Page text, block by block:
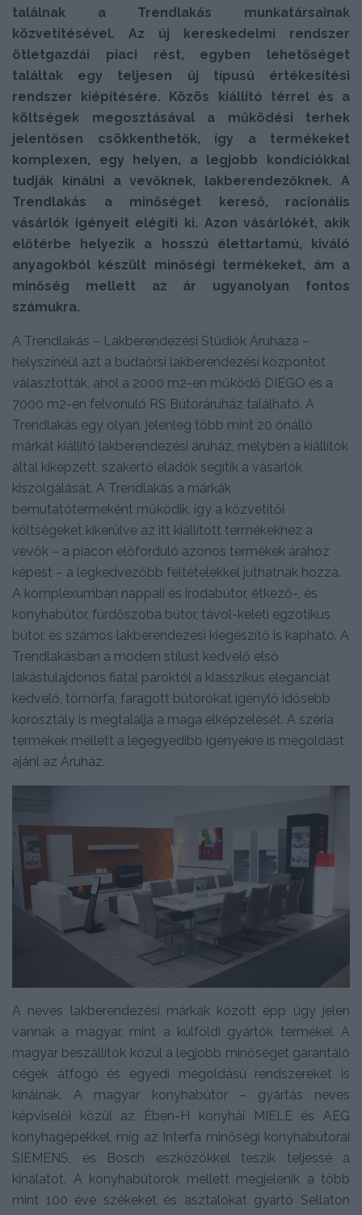
találnak a Trendlakás munkatársainak
közvetítésével. Az új kereskedelmi rendszer
ötletgazdái piaci rést, egyben lehetőséget
találtak egy teljesen új típusú értékesítési
rendszer kiépítésére. Közös kiállító térrel és a
költségek megosztásával a működési terhek
jelentősen csökkenthetők, így a termékeket
komplexen, egy helyen, a legjobb kondíciókkal
tudják kínálni a vevőknek, lakberendezőknek. A
Trendlakás a minőséget kereső, racionális
vásárlók igényeit elégíti ki. Azon vásárlókét, akik
előtérbe helyezik a hosszú élettartamú, kiváló
anyagokból készült minőségi termékeket, ám a
minőség mellett az ár ugyanolyan fontos
számukra.
A Trendlakás – Lakberendezési Stúdiók Áruháza –
helyszínéül azt a budaörsi lakberendezési központot
választották, ahol a 2000 m2-en működő DIEGO és a
7000 m2-en felvonuló RS Bútoráruház található. A
Trendlakás egy olyan, jelenleg több mint 20 önálló
márkát kiállító lakberendezési áruház, melyben a kiállítók
által kiképzett, szakértő eladók segítik a vásárlók
kiszolgálását. A Trendlakás a márkák
bemutatótermeként működik, így a közvetítői
költségeket kikerülve az itt kiállított termékekhez a
vevők – a piacon előforduló azonos termékek árához
képest – a legkedvezőbb feltételekkel juthatnak hozzá.
A komplexumban nappali és irodabútor, étkező-, és
konyhabútor, fürdőszoba bútor, távol-keleti egzotikus
bútor, és számos lakberendezési kiegészítő is kapható. A
Trendlakásban a modern stílust kedvelő első
lakástulajdonos fiatal pároktól a klasszikus eleganciát
kedvelő, tömörfa, faragott bútorokat igénylő idősebb
korosztály is megtalálja a maga elképzelését. A széria
termékek mellett a legegyedibb igényekre is megoldást
ajánl az Áruház.
A neves lakberendezési márkák között épp úgy jelen
vannak a magyar, mint a külföldi gyártók termékei. A
magyar beszállítók közül a legjobb minőséget garantáló
cégek átfogó és egyedi megoldású rendszereket is
kínálnak. A magyar konyhabútor – gyártás neves
képviselői közül az Ében-H konyhái MIELE és AEG
konyhagépekkel, míg az Interfa minőségi konyhabútorai
SIEMENS, és Bosch eszközökkel teszik teljessé a
kínálatot. A konyhabútorok mellett megjelenik a több
mint 100 éve székeket és asztalokat gyártó Sellaton